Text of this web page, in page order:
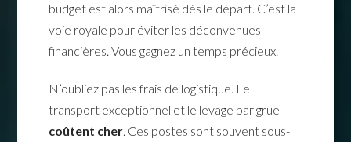
budget est alors maîtrisé dès le départ. C’est la
voie royale pour éviter les déconvenues
financières. Vous gagnez un temps précieux.
N’oubliez pas les frais de logistique. Le
transport exceptionnel et le levage par grue
coûtent cher. Ces postes sont souvent sous-